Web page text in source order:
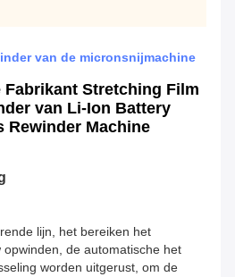
van de micronsnijmachine
Fabrikant Stretching Film
van Li-Ion Battery
Rewinder Machine
lijn, het bereiken het
de automatische het
worden uitgerust, om de